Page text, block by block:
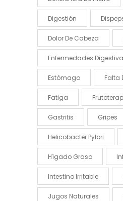
Digestión
Dolor De Cabeza
Enfermedades
Estómago Falta
Fatiga
Gastritis Gripes
Helicobacter Pylori
Hígado Graso
Intestino Irritable
Jugos Naturales